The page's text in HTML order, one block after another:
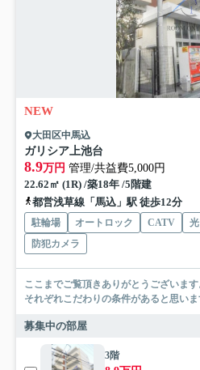
NEW
大田区中馬込
ガリシア上池台
8.9万円 管理/共益費5,000円
22.62㎡ (1R) /築18年 /5階建
都営浅草線「馬込」駅 徒歩12分
駐輪場 オートロック CATV
防犯カメラ
ここまでご覧頂きありがとうございます。 お部屋探しの際には、皆
それぞれこだわりの条件があると思い
募集中の部屋
3階